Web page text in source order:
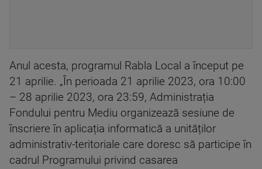
Anul acesta, programul Rabla Local a început pe
21 aprilie. „În perioada 21 aprilie 2023, ora 10:00
– 28 aprilie 2023, ora 23:59, Administrația
Fondului pentru Mediu organizează sesiune de
înscriere în aplicația informatică a unităților
administrativ-teritoriale care doresc să participe în
cadrul Programului privind casarea